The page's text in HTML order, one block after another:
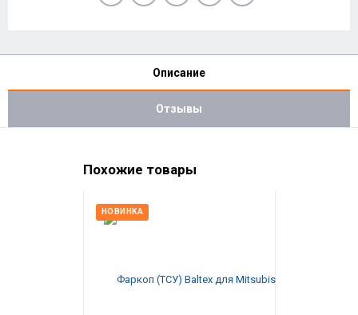
Описание
Отзывы
Похожие товары
НОВИНКА